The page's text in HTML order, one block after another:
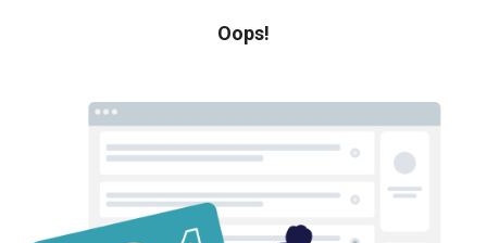
Rund um die Inzahlungnahme
Oops!